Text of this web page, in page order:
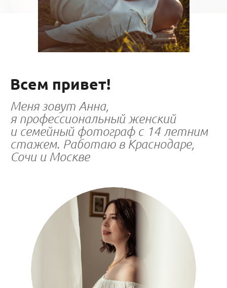
Всем привет!
Меня зовут Анна,
я профессиональный женский
и семейный фотограф с 14 летним
стажем. Работаю в Краснодаре,
Сочи и Москве